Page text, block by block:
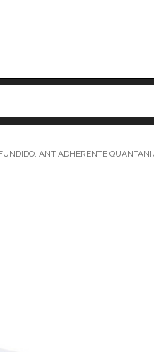
ANTIADHERENTE